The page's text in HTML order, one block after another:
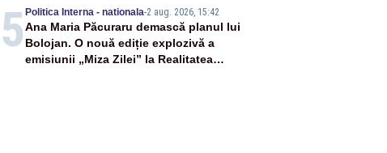
5 Politica Interna - nationala-2 aug. 2026, 15:42
Ana Maria Păcuraru demască planul lui
Bolojan. O nouă ediție explozivă a
emisiunii „Miza Zilei” la Realitatea